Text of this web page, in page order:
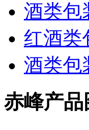
酒类包
红酒类
酒类包
赤峰产